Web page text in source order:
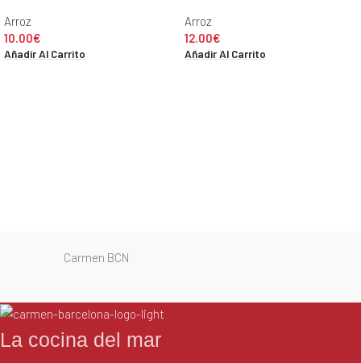
Arroz
10.00€
Añadir Al Carrito
Arroz
12.00€
Añadir Al Carrito
Carmen BCN
La cocina del mar